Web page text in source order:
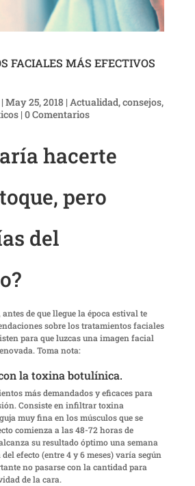
FACIALES MÁS EFECTIVOS
May 25, 2018 | Actualidad,consejos,
| 0 Comentarios
hacerte
pero
del
antes de que llegue la época estival te
sobre los tratamientos faciales
para que luzcas una imagen facial
Toma nota:
la toxina botulínica.
más demandados y eficaces para
Consiste en infiltrar toxina
muy fina en los músculos que se
comienza a las 48-72 horas de
su resultado óptimo una semana
efecto (entre 4 y 6 meses) varía según
no pasarse con la cantidad para
de la cara.